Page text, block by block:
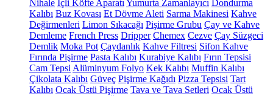
Nihale İçli Köfte Aparatı Yumurta Zamanlayıcı Dondurma
Kalıbı Buz Kovası Et Dövme Aleti Sarma Makinesi Kahve
Değirmenleri Limon Sıkacağı Pişirme Grubu Çay ve Kahve
Demleme French Press Dripper Chemex Cezve Çay Süzgeci
Demlik Moka Pot Çaydanlık Kahve Filtresi Sifon Kahve
Fırında Pişirme Pasta Kalıbı Kurabiye Kalıbı Fırın Tepsisi
Cam Tepsi Alüminyum Folyo Kek Kalıbı Muffin Kalıbı
Çikolata Kalıbı Güveç Pişirme Kağıdı Pizza Tepsisi Tart
Kalıbı Ocak Üstü Pişirme Tava ve Tava Setleri Ocak Üstü